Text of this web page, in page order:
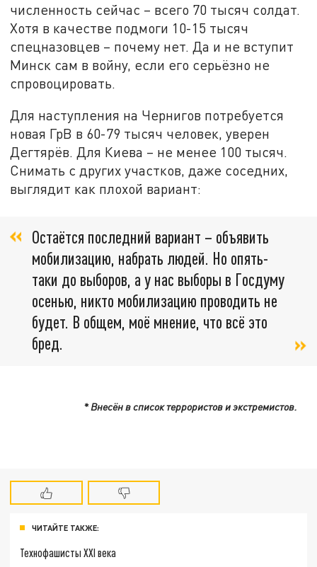
численность сейчас – всего 70 тысяч солдат.
Хотя в качестве подмоги 10-15 тысяч
спецназовцев – почему нет. Да и не вступит
Минск сам в войну, если его серьёзно не
спровоцировать.
Для наступления на Чернигов потребуется
новая ГрВ в 60-79 тысяч человек, уверен
Дегтярёв. Для Киева – не менее 100 тысяч.
Снимать с других участков, даже соседних,
выглядит как плохой вариант:
Остаётся последний вариант – объявить
мобилизацию, набрать людей. Но опять-
таки до выборов, а у нас выборы в Госдуму
осенью, никто мобилизацию проводить не
будет. В общем, моё мнение, что всё это
бред.
* Внесён в список террористов и экстремистов.
ЧИТАЙТЕ ТАКЖЕ:
Технофашисты XXI века